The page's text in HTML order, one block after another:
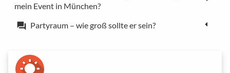
mein Event in München?
forum Partyraum – wie groß sollte er sein?